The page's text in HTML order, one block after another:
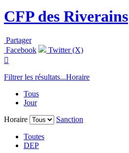
CFP des Riverains
Partager
Facebook
Twitter (X)

Filtrer les résultats...Horaire
Tous
Jour
Horaire
Sanction
Toutes
DEP